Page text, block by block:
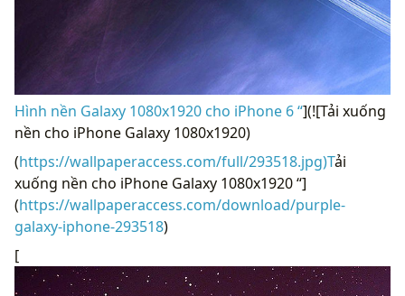
Hình nền Galaxy 1080x1920 cho iPhone 6 “](![Tải xuống
nền cho iPhone Galaxy 1080x1920)
(https://wallpaperaccess.com/full/293518.jpg)Tải
xuống nền cho iPhone Galaxy 1080x1920 “]
(https://wallpaperaccess.com/download/purple-
galaxy-iphone-293518)
[